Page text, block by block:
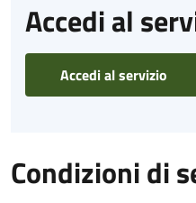
Accedi al
Accedi al servizio
Condizioni di